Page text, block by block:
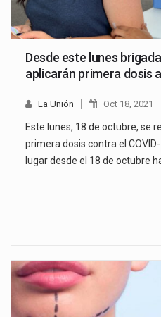
Desde este lunes
aplicarán primera dosis
La Unión Oct 18, 2021
Este lunes, 18 de octubre, se
primera dosis contra el
lugar desde el 18 de octubre